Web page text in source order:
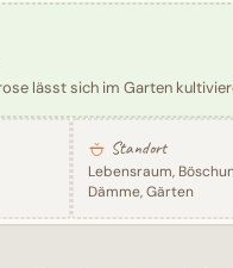
lässt sich im Garten
Standort
Lebensraum,
Dämme, Gärten